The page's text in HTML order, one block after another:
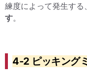
練度によって発生する、
す。
4-2 ピッキング